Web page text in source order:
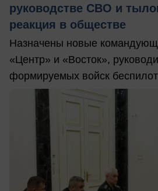
руководстве СВО и
реакция в обществе
Назначены новые
«Центр» и «Восток»,
формируемых войск